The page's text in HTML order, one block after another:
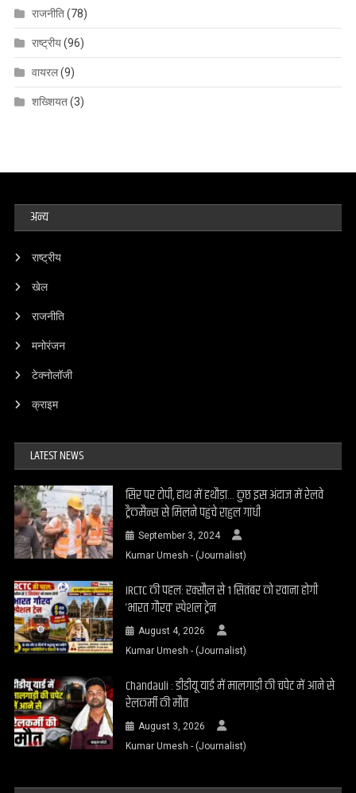
राजनीति(78)
राष्ट्रीय(96)
वायरल(9)
शख्शियत(3)
अन्य
राष्ट्रीय
खेल
राजनीति
मनोरंजन
टेक्नोलॉजी
क्राइम
LATEST NEWS
सिर पर टोपी, हाथ में हथौड़ा… कुछ इस अंदाज में रेलवे
ट्रैकमैन्स से मिलने पहुंचे राहुल गांधी
September 3, 2024
Kumar Umesh - (Journalist)
IRCTC की पहल: रक्सौल से 1 सितंबर को रवाना होगी
‘भारत गौरव’ स्पेशल ट्रेन
August 4, 2026
Kumar Umesh - (Journalist)
Chandauli : डीडीयू यार्ड में मालगाड़ी की चपेट में आने से
रेलकर्मी की मौत
August 3, 2026
Kumar Umesh - (Journalist)